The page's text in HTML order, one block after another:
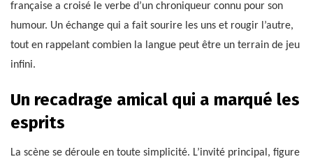
française a croisé le verbe d’un chroniqueur connu pour son
humour. Un échange qui a fait sourire les uns et rougir l’autre,
tout en rappelant combien la langue peut être un terrain de jeu
infini.
Un recadrage amical qui a marqué les
esprits
La scène se déroule en toute simplicité. L’invité principal, figure